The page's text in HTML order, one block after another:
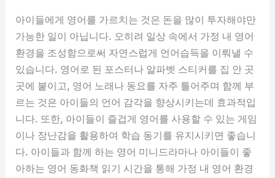
아이들에게 영어를 가르치는 것은 돈을 많이 투자해야만
가능한 일이 아닙니다. 오히려 일상 속에서 가정 내 영어
환경을 조성함으로써 자연스럽게 언어습득을 이뤄낼 수
있습니다. 영어로 된 포스터나 알파벳 스티커를 집 안 곳
곳에 붙이고, 영어 노래나 동요를 자주 틀어주며 함께 부
르는 것은 아이들의 언어 감각을 향상시키는데 효과적입
니다. 또한, 아이들이 즐겁게 영어를 사용할 수 있는 게임
이나 장난감을 활용하여 학습 동기를 유지시키면 좋습니
다. 아이들과 함께 하는 영어 미니드라마나 아이들이 좋
아하는 영어 동화책 읽기 시간을 통해 가정 내 영어 환경